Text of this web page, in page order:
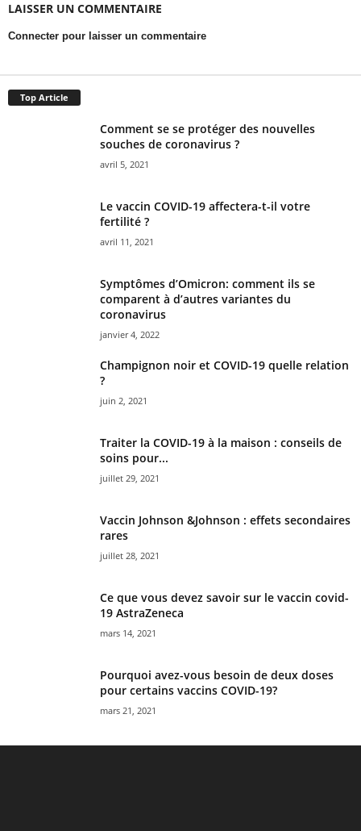
LAISSER UN COMMENTAIRE
Connecter pour laisser un commentaire
Top Article
Comment se se protéger des nouvelles
souches de coronavirus ?
avril 5, 2021
Le vaccin COVID-19 affectera-t-il votre
fertilité ?
avril 11, 2021
Symptômes d’Omicron: comment ils se
comparent à d’autres variantes du
coronavirus
janvier 4, 2022
Champignon noir et COVID-19 quelle relation
?
juin 2, 2021
Traiter la COVID-19 à la maison : conseils de
soins pour...
juillet 29, 2021
Vaccin Johnson &Johnson : effets secondaires
rares
juillet 28, 2021
Ce que vous devez savoir sur le vaccin covid-
19 AstraZeneca
mars 14, 2021
Pourquoi avez-vous besoin de deux doses
pour certains vaccins COVID-19?
mars 21, 2021